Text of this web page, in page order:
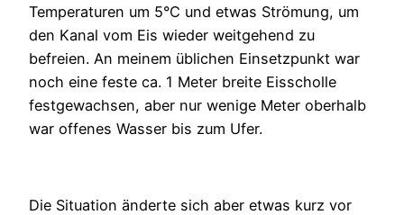
Temperaturen um 5°C und etwas Strömung, um
den Kanal vom Eis wieder weitgehend zu
befreien. An meinem üblichen Einsetzpunkt war
noch eine feste ca. 1 Meter breite Eisscholle
festgewachsen, aber nur wenige Meter oberhalb
war offenes Wasser bis zum Ufer.
Die Situation änderte sich aber etwas kurz vor